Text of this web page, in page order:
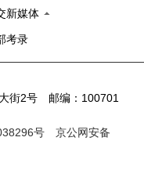
新媒体
考录
街2号 邮编：100701
号
京公网安备